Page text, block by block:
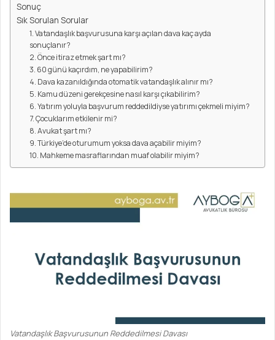
Sonuç
Sık Sorulan Sorular
1. Vatandaşlık başvurusuna karşı açılan dava kaç ayda
sonuçlanır?
2. Önce itiraz etmek şart mı?
3. 60 günü kaçırdım, ne yapabilirim?
4. Dava kazanıldığında otomatik vatandaşlık alınır mı?
5. Kamu düzeni gerekçesine nasıl karşı çıkabilirim?
6. Yatırım yoluyla başvurum reddedildiyse yatırımı çekmeli miyim?
7. Çocuklarım etkilenir mi?
8. Avukat şart mı?
9. Türkiye’de oturumum yoksa dava açabilir miyim?
10. Mahkeme masraflarından muaf olabilir miyim?
Vatandaşlık Başvurusunun Reddedilmesi Davası